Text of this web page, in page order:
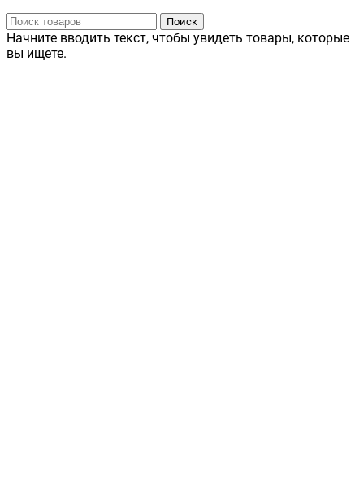
Поиск
Начните вводить текст, чтобы увидеть товары, которые
вы ищете.